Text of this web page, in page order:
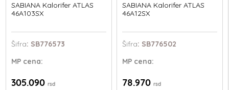
SABIANA Kalorifer ATLAS
46A103SX
Šifra: SB776573
MP cena:
305.090rsd
SABIANA Kalorifer ATLAS
46A12SX
Šifra: SB776502
MPcena:
78.970 rsd